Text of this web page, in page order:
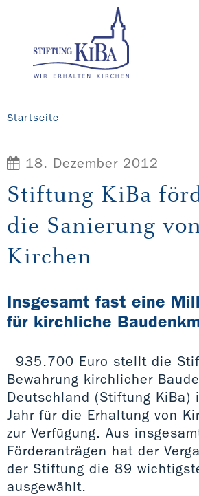
Startseite
18. Dezember 2012
Stiftung KiBa
die Sanierung
Kirchen
Insgesamt fast eine
für kirchliche
935.700 Euro stellt die
Bewahrung kirchlicher
Deutschland (Stiftung KiBa)
Jahr für die Erhaltung von
zur Verfügung. Aus
Förderanträgen hat der
der Stiftung die 89
ausgewählt.